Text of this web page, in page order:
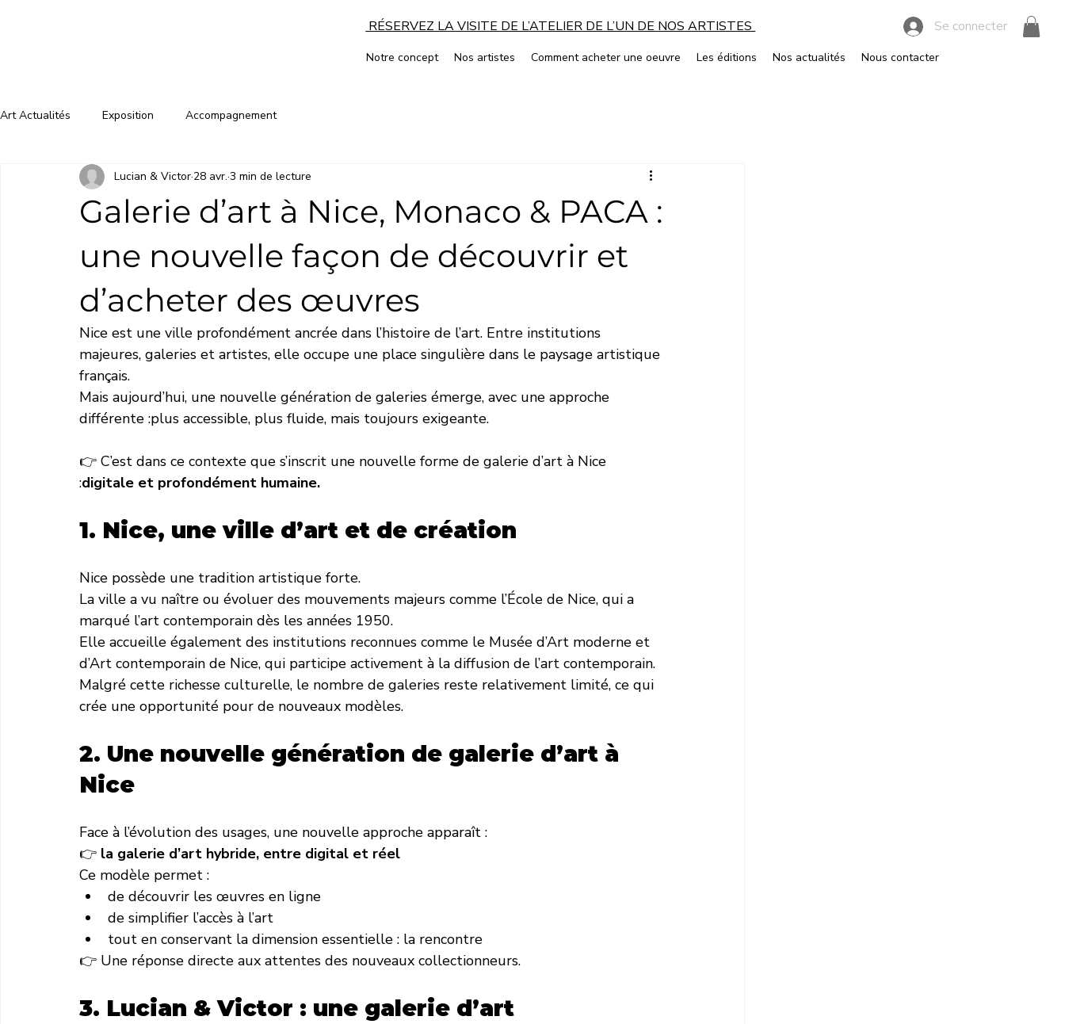
RÉSERVEZ LA VISITE DE L’ATELIER DE L’UN DE NOS ARTISTES
Notre concept Nos artistes Comment acheter une oeuvre Les éditions Nos actualités Nous contacter
Se connecter
Art Actualités Exposition Accompagnement
Galerie d’art à Nice, Monaco & PACA :
une nouvelle façon de découvrir et
d’acheter des œuvres
Lucian & Victor 28 avr. 3 min de lecture
Nice est une ville profondément ancrée dans l’histoire de l’art. Entre institutions
majeures, galeries et artistes, elle occupe une place singulière dans le paysage artistique
français.
Mais aujourd’hui, une nouvelle génération de galeries émerge, avec une approche
différente :plus accessible, plus fluide, mais toujours exigeante.
👉 C’est dans ce contexte que s’inscrit une nouvelle forme de galerie d’art à Nice
:digitale et profondément humaine.
1. Nice, une ville d’art et de création
Nice possède une tradition artistique forte.
La ville a vu naître ou évoluer des mouvements majeurs comme l’École de Nice, qui a
marqué l’art contemporain dès les années 1950.
Elle accueille également des institutions reconnues comme le Musée d’Art moderne et
d’Art contemporain de Nice, qui participe activement à la diffusion de l’art contemporain.
Malgré cette richesse culturelle, le nombre de galeries reste relativement limité, ce qui
crée une opportunité pour de nouveaux modèles.
2. Une nouvelle génération de galerie d’art à
Nice
Face à l’évolution des usages, une nouvelle approche apparaît :
👉 la galerie d’art hybride, entre digital et réel
Ce modèle permet :
de découvrir les œuvres en ligne
de simplifier l’accès à l’art
tout en conservant la dimension essentielle : la rencontre
👉 Une réponse directe aux attentes des nouveaux collectionneurs.
3. Lucian & Victor : une galerie d’art